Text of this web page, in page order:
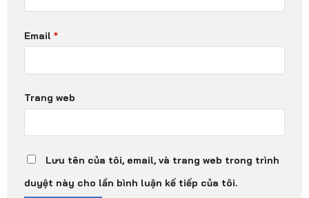
Email *
Trang web
Lưu tên của tôi, email, và trang web trong trình
duyệt này cho lần bình luận kế tiếp của tôi.